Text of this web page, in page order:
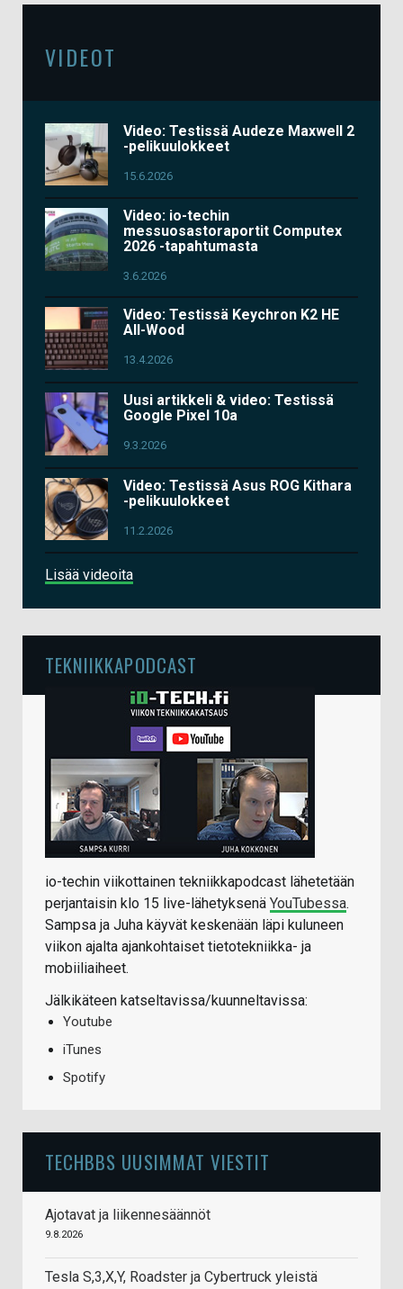
VIDEOT
Video: Testissä Audeze Maxwell 2
-pelikuulokkeet
15.6.2026
Video: io-techin
messuosastoraportit Computex
2026 -tapahtumasta
3.6.2026
Video: Testissä Keychron K2 HE
All-Wood
13.4.2026
Uusi artikkeli & video: Testissä
Google Pixel 10a
9.3.2026
Video: Testissä Asus ROG Kithara
-pelikuulokkeet
11.2.2026
Lisää videoita
TEKNIIKKAPODCAST
io-techin viikottainen tekniikkapodcast lähetetään
perjantaisin klo 15 live-lähetyksenä YouTubessa.
Sampsa ja Juha käyvät keskenään läpi kuluneen
viikon ajalta ajankohtaiset tietotekniikka- ja
mobiiliaiheet.
Jälkikäteen katseltavissa/kuunneltavissa:
Youtube
iTunes
Spotify
TECHBBS UUSIMMAT VIESTIT
Ajotavat ja liikennesäännöt
9.8.2026
Tesla S,3,X,Y, Roadster ja Cybertruck yleistä